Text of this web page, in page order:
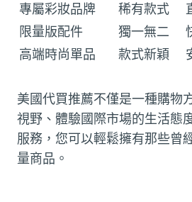
專屬彩妝品牌
稀有款式
限量版配件
獨一無二
高端時尚單品
款式新穎
美國代買推薦不僅是一種購物
視野、體驗國際市場的生活態
服務，您可以輕鬆擁有那些曾
量商品。